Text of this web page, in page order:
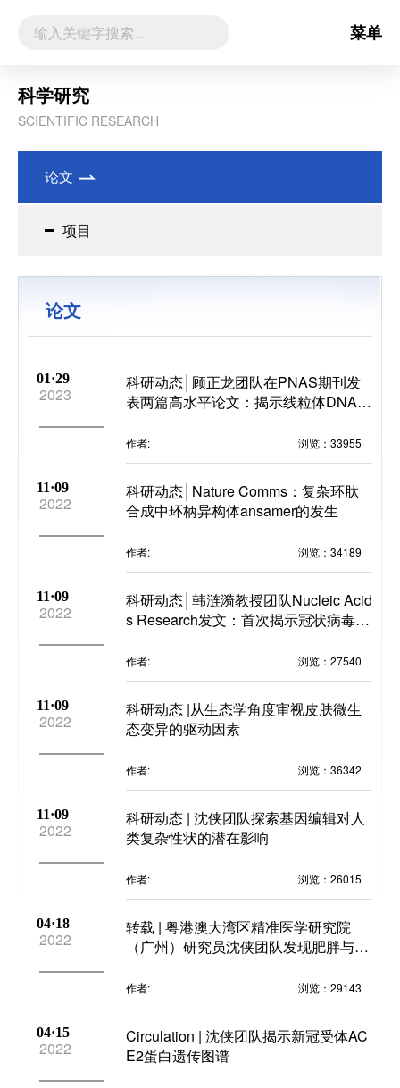
菜单
科学研究
SCIENTIFIC RESEARCH
论文
项目
论文
01·29
2023
科研动态│顾正龙团队在PNAS期刊发
表两篇高水平论文：揭示线粒体DNA突
作者: 浏览：33955
11·09
2022
科研动态│Nature Comms：复杂环肽
合成中环柄异构体ansamer的发生
作者: 浏览：34189
11·09
2022
科研动态│韩涟漪教授团队Nucleic Acid
s Research发文：首次揭示冠状病毒R
作者: 浏览：27540
11·09
2022
科研动态 |从生态学角度审视皮肤微生
态变异的驱动因素
作者: 浏览：36342
11·09
2022
科研动态 | 沈侠团队探索基因编辑对人
类复杂性状的潜在影响
作者: 浏览：26015
04·18
2022
转载 | 粤港澳大湾区精准医学研究院
（广州）研究员沈侠团队发现肥胖与细
作者: 浏览：29143
04·15
2022
Circulation | 沈侠团队揭示新冠受体AC
E2蛋白遗传图谱